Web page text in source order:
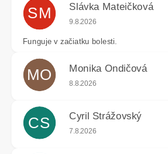
SM Slávka Mateičková
Hodnotenie obchodu je 5 z
9.8.2026
Funguje v začiatku bolesti.
MO Monika Ondičová
Hodnotenie obchodu je 5 z
8.8.2026
CS Cyril Strážovský
Hodnotenie obchodu je 5 z
7.8.2026